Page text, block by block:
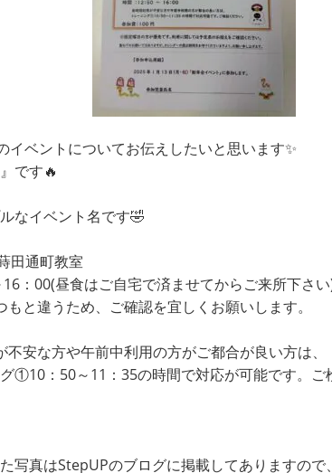
イベントについてお伝えしたいと思います✨
です🔥
なイベント名です🤣
田通町教室
：00(昼食はご自宅で済ませてからご来所下さ
と違うため、ご確認を宜しくお願いします。
安な方や午前中利用の方がご都合が良い方は、
①10：50～11：35の時間で対応が可能です。ご
写真はStepUPのブログに掲載してありますので、